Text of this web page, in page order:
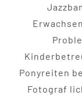
Ponyreiten
Fotograf